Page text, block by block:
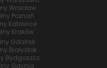
Wrocław
Poznań
Katowice
Kraków
Gdańsk
Białystok
Bydgoszcz
Gdynia